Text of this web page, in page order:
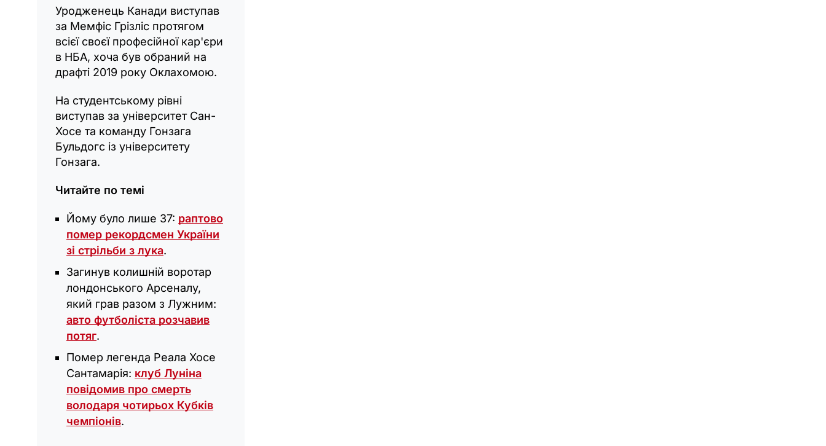
Уродженець Канади виступав
за Мемфіс Грізліс протягом
всієї своєї професійної кар'єри
в НБА, хоча був обраний на
драфті 2019 року Оклахомою.
На студентському рівні
виступав за університет Сан-
Хосе та команду Гонзага
Бульдогс із університету
Гонзага.
Читайте по темі
Йому було лише 37: раптово
помер рекордсмен України
зі стрільби з лука.
Загинув колишній воротар
лондонського Арсеналу,
який грав разом з Лужним:
авто футболіста розчавив
потяг.
Помер легенда Реала Хосе
Сантамарія: клуб Луніна
повідомив про смерть
володаря чотирьох Кубків
чемпіонів.